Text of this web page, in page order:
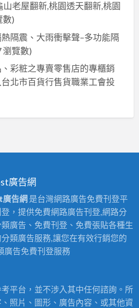
山老屋翻新,桃園透天翻新,桃園
數)
隔震、大雨衝擊聲–多功能隔
瀏覽數)
彩粧之專賣零售店的專櫃銷
北市百貨行售貨職業工會投
廣告網
告網 是台灣網路廣告免費刊登平
，提供免費網路廣告刊登,網路分
廣告、免費刊登、免費張貼各種生
類廣告服務,讓您在有效行銷您的
廣告免費刊登服務
平台，並不涉入其中任何諮詢。所
照片、圖形、廣告內容、或其他資